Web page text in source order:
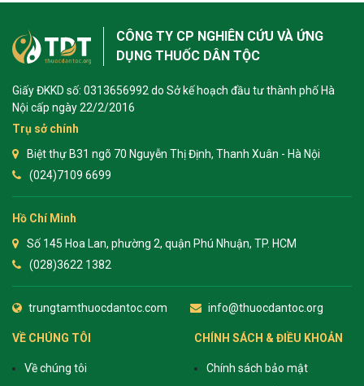
CÔNG TY CP NGHIÊN CỨU VÀ ỨNG
DỤNG THUỐC DÂN TỘC
Giấy ĐKKD số: 0313656992 do Sở kế hoạch đầu tư thành phố Hà
Nội cấp ngày 22/2/2016
Trụ sở chính
Biệt thự B31 ngõ 70 Nguyễn Thị Định, Thanh Xuân - Hà Nội
(024)7109 6699
Hồ Chí Minh
Số 145 Hoa Lan, phường 2, quận Phú Nhuận, TP. HCM
(028)3622 1382
trungtamthuocdantoc.com info@thuocdantoc.org
VỀ CHÚNG TÔI
Về chúng tôi
CHÍNH SÁCH & ĐIỀU KHOẢN
Chính sách bảo mật